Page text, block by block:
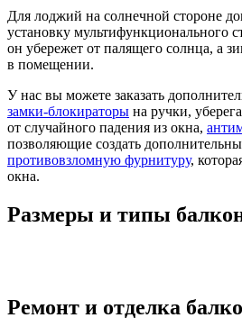
Для лоджий на солнечной стороне
установку мультифункционального
он убережет от палящего солнца, а
в помещении.
У нас вы можете заказать
замки-блокираторы на ручки,
от случайного падения из окна,
позволяющие создать
противовзломную фурнитуру,
окна.
Размеры и типы
Ремонт и отделка